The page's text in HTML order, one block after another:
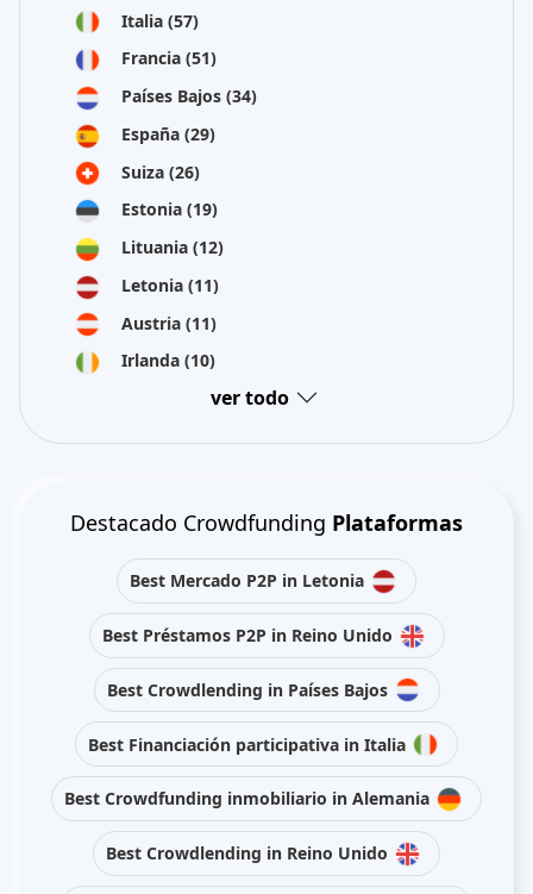
Italia (57)
Francia (51)
Países Bajos (34)
España (29)
Suiza (26)
Estonia (19)
Lituania (12)
Letonia (11)
Austria (11)
Irlanda (10)
ver todo
Destacado Crowdfunding Plataformas
Best Mercado P2P in Letonia
Best Préstamos P2P in Reino Unido
Best Crowdlending in Países Bajos
Best Financiación participativa in Italia
Best Crowdfunding inmobiliario in Alemania
Best Crowdlending in Reino Unido